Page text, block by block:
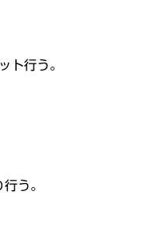
ト行う。
う。